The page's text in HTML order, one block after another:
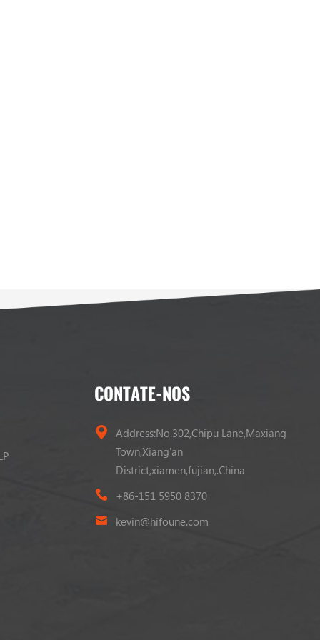
CONTATE-NOS
Address:No.302,Chipu Lane,Maxiang
Town,Xiang'an
District,xiamen,fujian,.China
+86-151 5950 8370
kevin@hifoune.com